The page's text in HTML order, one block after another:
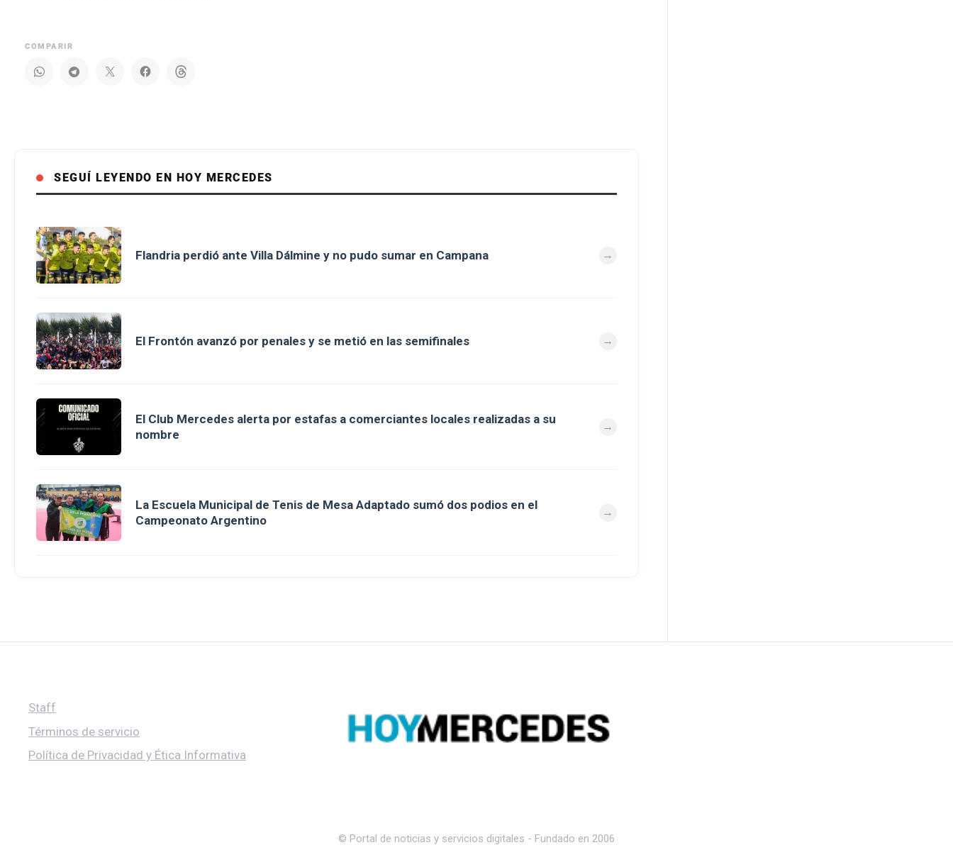
COMPARIR
SEGUÍ LEYENDO EN HOY MERCEDES
Flandria perdió ante Villa Dálmine y no pudo sumar en Campana
El Frontón avanzó por penales y se metió en las semifinales
El Club Mercedes alerta por estafas a comerciantes locales realizadas a su
nombre
La Escuela Municipal de Tenis de Mesa Adaptado sumó dos podios en el
Campeonato Argentino
Staff
Términos de servicio
Política de Privacidad y Ética Informativa
© Portal de noticias y servicios digitales - Fundado en 2006